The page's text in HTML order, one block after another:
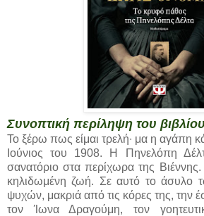
Συνοπτική περίληψη του
Το ξέρω πως είμαι τρελή∙ μα η αγάπη
Ιούνιος του 1908. Η Πηνελόπη
σανατόριο στα περίχωρα της Βιέννης.
κηλιδωμένη ζωή. Σε αυτό το άσυλο
ψυχών, μακριά από τις κόρες της, την
τον Ίωνα Δραγούμη, τον